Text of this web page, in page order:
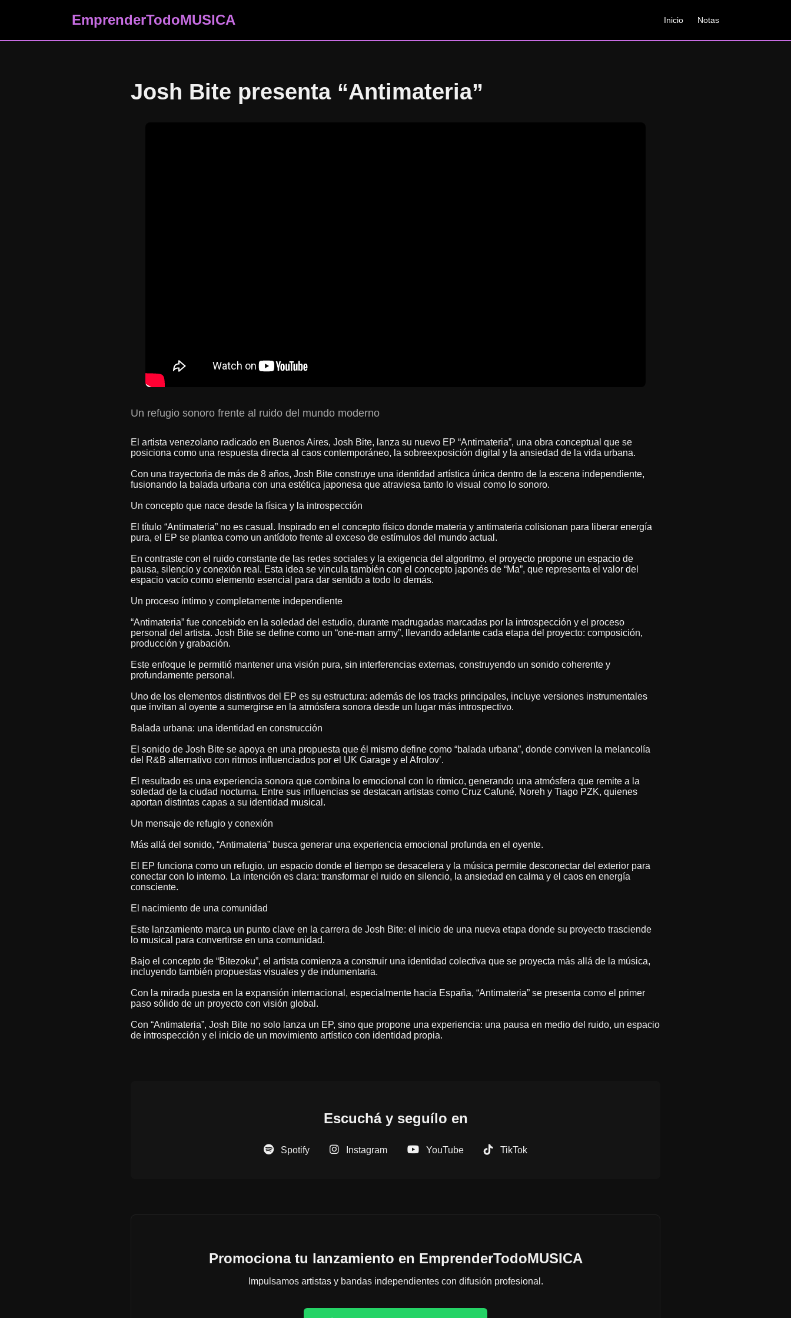
EmprenderTodoMUSICA Inicio Notas
Josh Bite presenta “Antimateria”
Un refugio sonoro frente al ruido del mundo moderno
El artista venezolano radicado en Buenos Aires, Josh Bite, lanza su nuevo EP “Antimateria”, una obra conceptual que se
posiciona como una respuesta directa al caos contemporáneo, la sobreexposición digital y la ansiedad de la vida urbana.
Con una trayectoria de más de 8 años, Josh Bite construye una identidad artística única dentro de la escena independiente,
fusionando la balada urbana con una estética japonesa que atraviesa tanto lo visual como lo sonoro.
Un concepto que nace desde la física y la introspección
El título “Antimateria” no es casual. Inspirado en el concepto físico donde materia y antimateria colisionan para liberar energía
pura, el EP se plantea como un antídoto frente al exceso de estímulos del mundo actual.
En contraste con el ruido constante de las redes sociales y la exigencia del algoritmo, el proyecto propone un espacio de
pausa, silencio y conexión real. Esta idea se vincula también con el concepto japonés de “Ma”, que representa el valor del
espacio vacío como elemento esencial para dar sentido a todo lo demás.
Un proceso íntimo y completamente independiente
“Antimateria” fue concebido en la soledad del estudio, durante madrugadas marcadas por la introspección y el proceso
personal del artista. Josh Bite se define como un “one-man army”, llevando adelante cada etapa del proyecto: composición,
producción y grabación.
Este enfoque le permitió mantener una visión pura, sin interferencias externas, construyendo un sonido coherente y
profundamente personal.
Uno de los elementos distintivos del EP es su estructura: además de los tracks principales, incluye versiones instrumentales
que invitan al oyente a sumergirse en la atmósfera sonora desde un lugar más introspectivo.
Balada urbana: una identidad en construcción
El sonido de Josh Bite se apoya en una propuesta que él mismo define como “balada urbana”, donde conviven la melancolía
del R&B alternativo con ritmos influenciados por el UK Garage y el Afrolov’.
El resultado es una experiencia sonora que combina lo emocional con lo rítmico, generando una atmósfera que remite a la
soledad de la ciudad nocturna. Entre sus influencias se destacan artistas como Cruz Cafuné, Noreh y Tiago PZK, quienes
aportan distintas capas a su identidad musical.
Un mensaje de refugio y conexión
Más allá del sonido, “Antimateria” busca generar una experiencia emocional profunda en el oyente.
El EP funciona como un refugio, un espacio donde el tiempo se desacelera y la música permite desconectar del exterior para
conectar con lo interno. La intención es clara: transformar el ruido en silencio, la ansiedad en calma y el caos en energía
consciente.
El nacimiento de una comunidad
Este lanzamiento marca un punto clave en la carrera de Josh Bite: el inicio de una nueva etapa donde su proyecto trasciende
lo musical para convertirse en una comunidad.
Bajo el concepto de “Bitezoku”, el artista comienza a construir una identidad colectiva que se proyecta más allá de la música,
incluyendo también propuestas visuales y de indumentaria.
Con la mirada puesta en la expansión internacional, especialmente hacia España, “Antimateria” se presenta como el primer
paso sólido de un proyecto con visión global.
Con “Antimateria”, Josh Bite no solo lanza un EP, sino que propone una experiencia: una pausa en medio del ruido, un espacio
de introspección y el inicio de un movimiento artístico con identidad propia.
Escuchá y seguílo en
Spotify Instagram YouTube TikTok
Promociona tu lanzamiento en EmprenderTodoMUSICA
Impulsamos artistas y bandas independientes con difusión profesional.